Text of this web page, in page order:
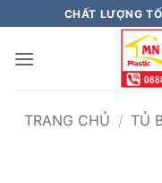
qua
nội
CHẤT LƯỢNG
TRANG CHỦ / TỦ